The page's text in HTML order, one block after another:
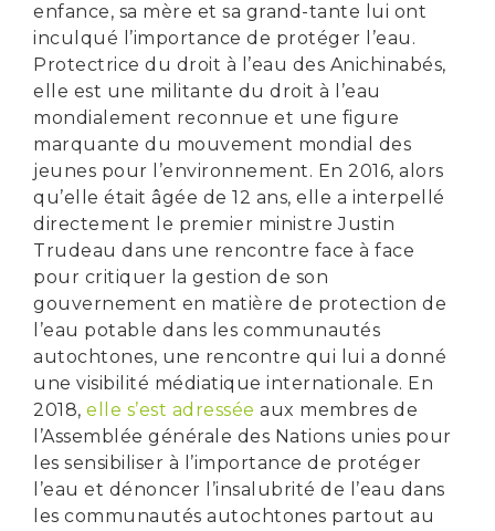
enfance, sa mère et sa grand-tante lui ont
inculqué l’importance de protéger l’eau.
Protectrice du droit à l’eau des Anichinabés,
elle est une militante du droit à l’eau
mondialement reconnue et une figure
marquante du mouvement mondial des
jeunes pour l’environnement. En 2016, alors
qu’elle était âgée de 12 ans, elle a interpellé
directement le premier ministre Justin
Trudeau dans une rencontre face à face
pour critiquer la gestion de son
gouvernement en matière de protection de
l’eau potable dans les communautés
autochtones, une rencontre qui lui a donné
une visibilité médiatique internationale. En
2018, elle s’est adressée aux membres de
l’Assemblée générale des Nations unies pour
les sensibiliser à l’importance de protéger
l’eau et dénoncer l’insalubrité de l’eau dans
les communautés autochtones partout au